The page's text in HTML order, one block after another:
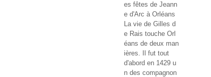
es fêtes de Jeann
e d'Arc à Orléans
La vie de Gilles d
e Rais touche Orl
éans de deux man
ières. Il fut tout
d'abord en 1429 u
n des compagnon